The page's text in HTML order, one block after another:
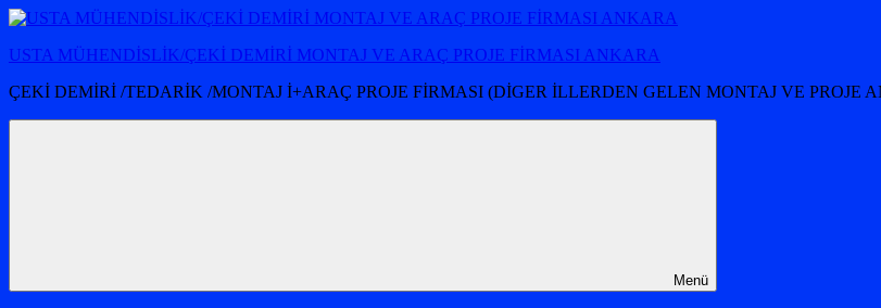
İçeriğe
USTA MÜHENDİSLİK/ÇEKİ DEMİRİ MONTAJ VE ARAÇ PROJE FİRMASI ANKARA
ÇEKİ DEMİRİ /TEDARİK /MONTAJ İ+ARAÇ PROJE FİRMASI (DİGER İLLERDEN GELEN MONTAJ VE PROJE
Menü